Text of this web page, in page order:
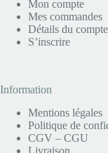
Mon compte
Mes commandes
Détails du compte
S’inscrire
Information
Mentions légales
Politique de
CGV – CGU
Livraison